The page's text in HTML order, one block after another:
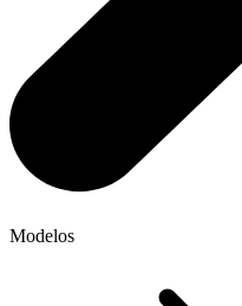
Modelos